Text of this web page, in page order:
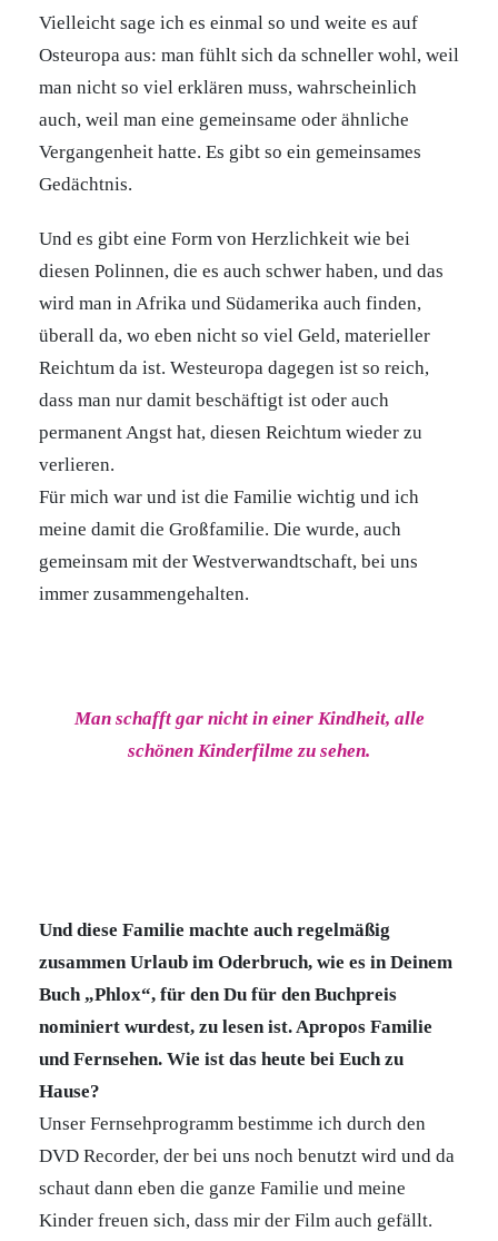
Vielleicht sage ich es einmal so und weite es auf
Osteuropa aus: man fühlt sich da schneller wohl, weil
man nicht so viel erklären muss, wahrscheinlich
auch, weil man eine gemeinsame oder ähnliche
Vergangenheit hatte. Es gibt so ein gemeinsames
Gedächtnis.
Und es gibt eine Form von Herzlichkeit wie bei
diesen Polinnen, die es auch schwer haben, und das
wird man in Afrika und Südamerika auch finden,
überall da, wo eben nicht so viel Geld, materieller
Reichtum da ist. Westeuropa dagegen ist so reich,
dass man nur damit beschäftigt ist oder auch
permanent Angst hat, diesen Reichtum wieder zu
verlieren.
Für mich war und ist die Familie wichtig und ich
meine damit die Großfamilie. Die wurde, auch
gemeinsam mit der Westverwandtschaft, bei uns
immer zusammengehalten.
Man schafft gar nicht in einer Kindheit, alle
schönen Kinderfilme zu sehen.
Und diese Familie machte auch regelmäßig
zusammen Urlaub im Oderbruch, wie es in Deinem
Buch „Phlox“, für den Du für den Buchpreis
nominiert wurdest, zu lesen ist. Apropos Familie
und Fernsehen. Wie ist das heute bei Euch zu
Hause?
Unser Fernsehprogramm bestimme ich durch den
DVD Recorder, der bei uns noch benutzt wird und da
schaut dann eben die ganze Familie und meine
Kinder freuen sich, dass mir der Film auch gefällt.